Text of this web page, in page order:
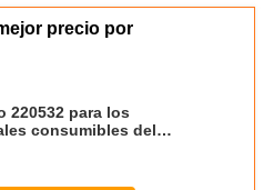
precio por
220532 para los
consumibles del